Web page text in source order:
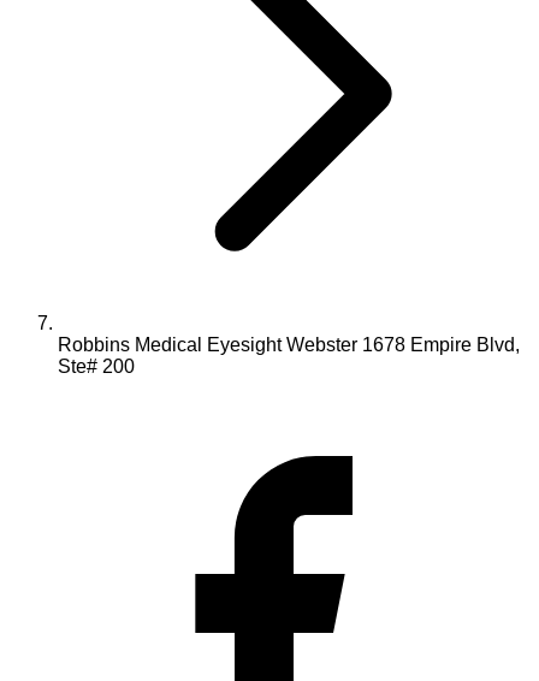
Robbins Medical Eyesight Webster 1678 Empire Blvd,
Ste# 200